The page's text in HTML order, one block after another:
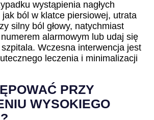
wystąpienia nagłych
ból w klatce piersiowej, utrata
silny ból głowy, natychmiast
alarmowym lub udaj się
Wczesna interwencja jest
leczenia i minimalizacji
PRZY
WYSOKIEGO